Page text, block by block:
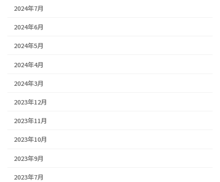
2024年7月
2024年6月
2024年5月
2024年4月
2024年3月
2023年12月
2023年11月
2023年10月
2023年9月
2023年7月